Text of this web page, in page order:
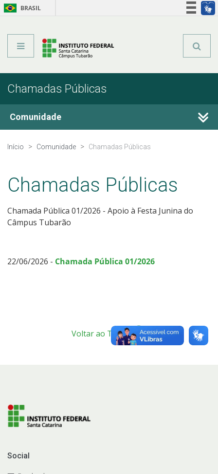
BRASIL
Chamadas Públicas
Comunidade
Certificações
Extensão
Estágios
Início Comunidade Chamadas Públicas
Chamadas Públicas
Chamada Pública 01/2026 - Apoio à Festa Junina do
Câmpus Tubarão
22/06/2026 - Chamada Pública 01/2026
Voltar ao Topo
Social